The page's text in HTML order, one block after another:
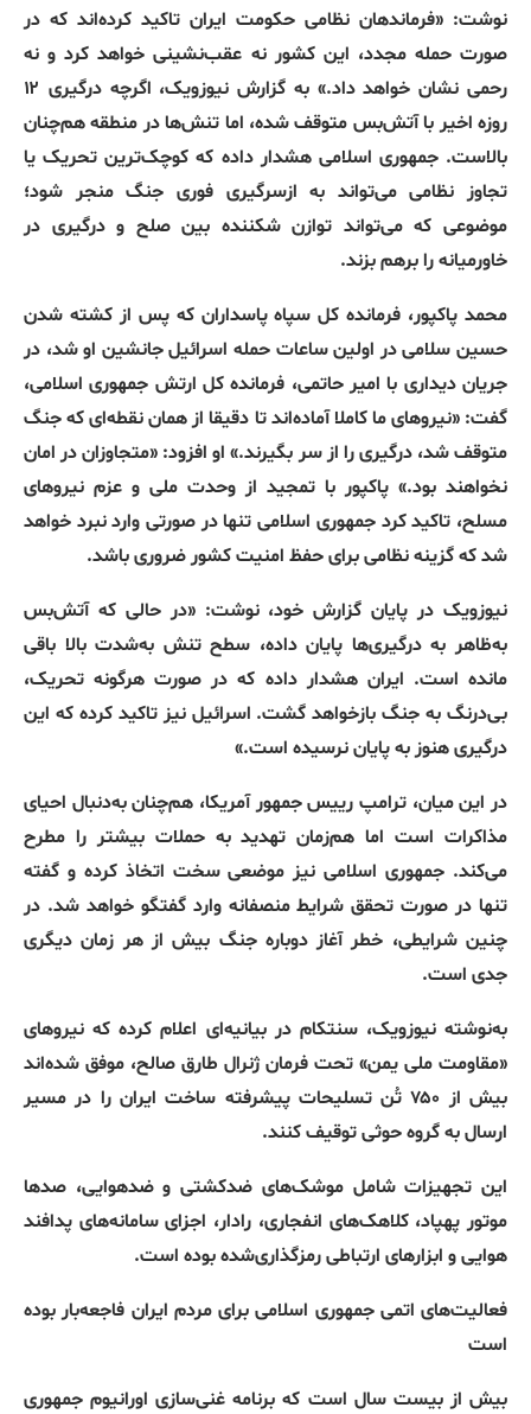
نوشت: «فرماندهان نظامی حکومت ایران تاکید کرده‌اند که در
صورت حمله مجدد، این کشور نه عقب‌نشینی خواهد کرد و نه
رحمی نشان خواهد داد.»
به گزارش نیوزویک، اگرچه درگیری ۱۲
روزه اخیر با آتش‌بس متوقف شده، اما تنش‌ها در منطقه هم‌چنان
بالاست.جمهوری اسلامی هشدار داده که کوچک‌ترین تحریک یا
تجاوز نظامی می‌تواند به ازسرگیری فوری جنگ منجر شود؛
موضوعی که می‌تواند توازن شکننده بین صلح و درگیری در
خاورمیانه را برهم بزند.
محمد پاکپور، فرمانده کل سپاه پاسداران که پس از کشته شدن
حسین سلامی در اولین ساعات حمله اسرائیل جانشین او شد، در
جریان دیداری با امیر حاتمی، فرمانده کل ارتش جمهوری اسلامی،
گفت: «نیروهای ما کاملا آماده‌اند تا دقیقا از همان نقطه‌ای که جنگ
متوقف شد، درگیری را از سر بگیرند.» او افزود: «متجاوزان در امان
نخواهند بود.» پاکپور با تمجید از وحدت ملی و عزم نیروهای
مسلح، تاکید کرد جمهوری اسلامی تنها در صورتی وارد نبرد خواهد
شد که گزینه نظامی برای حفظ امنیت کشور ضروری باشد.
نیوزویک در پایان گزارش خود، نوشت: «در حالی که آتش‌بس
به‌ظاهر به درگیری‌ها پایان داده، سطح تنش به‌شدت بالا باقی
مانده است. ایران هشدار داده که در صورت هرگونه تحریک،
بی‌درنگ به جنگ بازخواهد گشت. اسرائیل نیز تاکید کرده که این
درگیری هنوز به پایان نرسیده است.»
در این میان، ترامپ رییس جمهور آمریکا، هم‌چنان به‌دنبال احیای
مذاکرات است اما هم‌زمان تهدید به حملات بیشتر را مطرح
می‌کند. جمهوری اسلامی نیز موضعی سخت اتخاذ کرده و گفته
تنها در صورت تحقق شرایط منصفانه وارد گفتگو خواهد شد. در
چنین شرایطی، خطر آغاز دوباره جنگ بیش از هر زمان دیگری
جدی است.
به‌نوشته نیوزویک، سنتکام در بیانیه‌ای اعلام کرده که نیروهای
«مقاومت ملی یمن» تحت فرمان ژنرال طارق صالح، موفق شده‌اند
بیش از ۷۵۰ تُن تسلیحات پیشرفته ساخت ایران را در مسیر
ارسال به گروه حوثی توقیف کنند.
این تجهیزات شامل موشک‌های ضدکشتی و ضدهوایی، صدها
موتور پهپاد، کلاهک‌های انفجاری، رادار، اجزای سامانه‌های پدافند
هوایی و ابزارهای ارتباطی رمزگذاری‌شده بوده است.
فعالیت‌های اتمی جمهوری اسلامی برای مردم ایران فاجعه‌بار بوده
است
بیش از بیست سال است که برنامه غنی‌سازی اورانیوم جمهوری